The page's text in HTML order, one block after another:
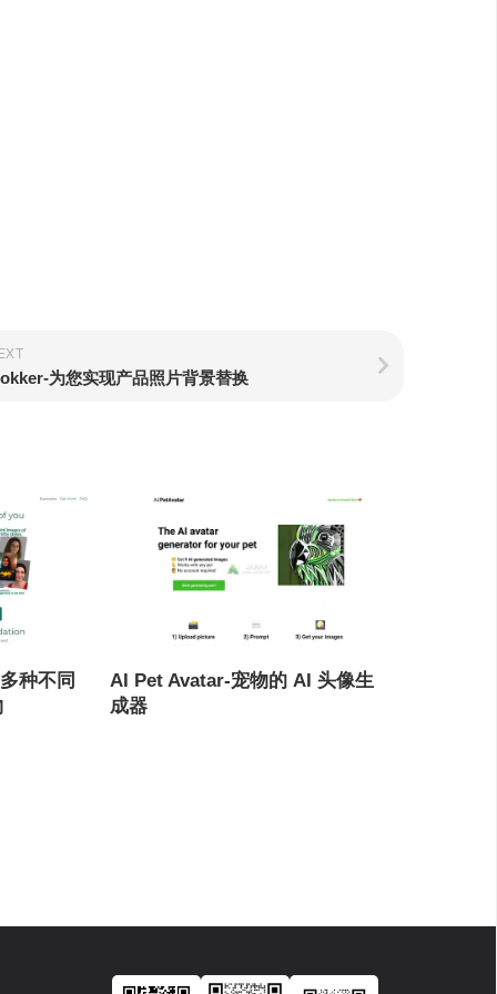
为您实现产品照片背景替换
种不同
AI Pet Avatar-宠物的 AI 头像生
成器